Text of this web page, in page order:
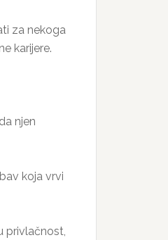
za nekoga
karijere.
njen
koja vrvi
privlačnost,